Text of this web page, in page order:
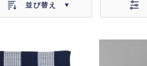
並び替え